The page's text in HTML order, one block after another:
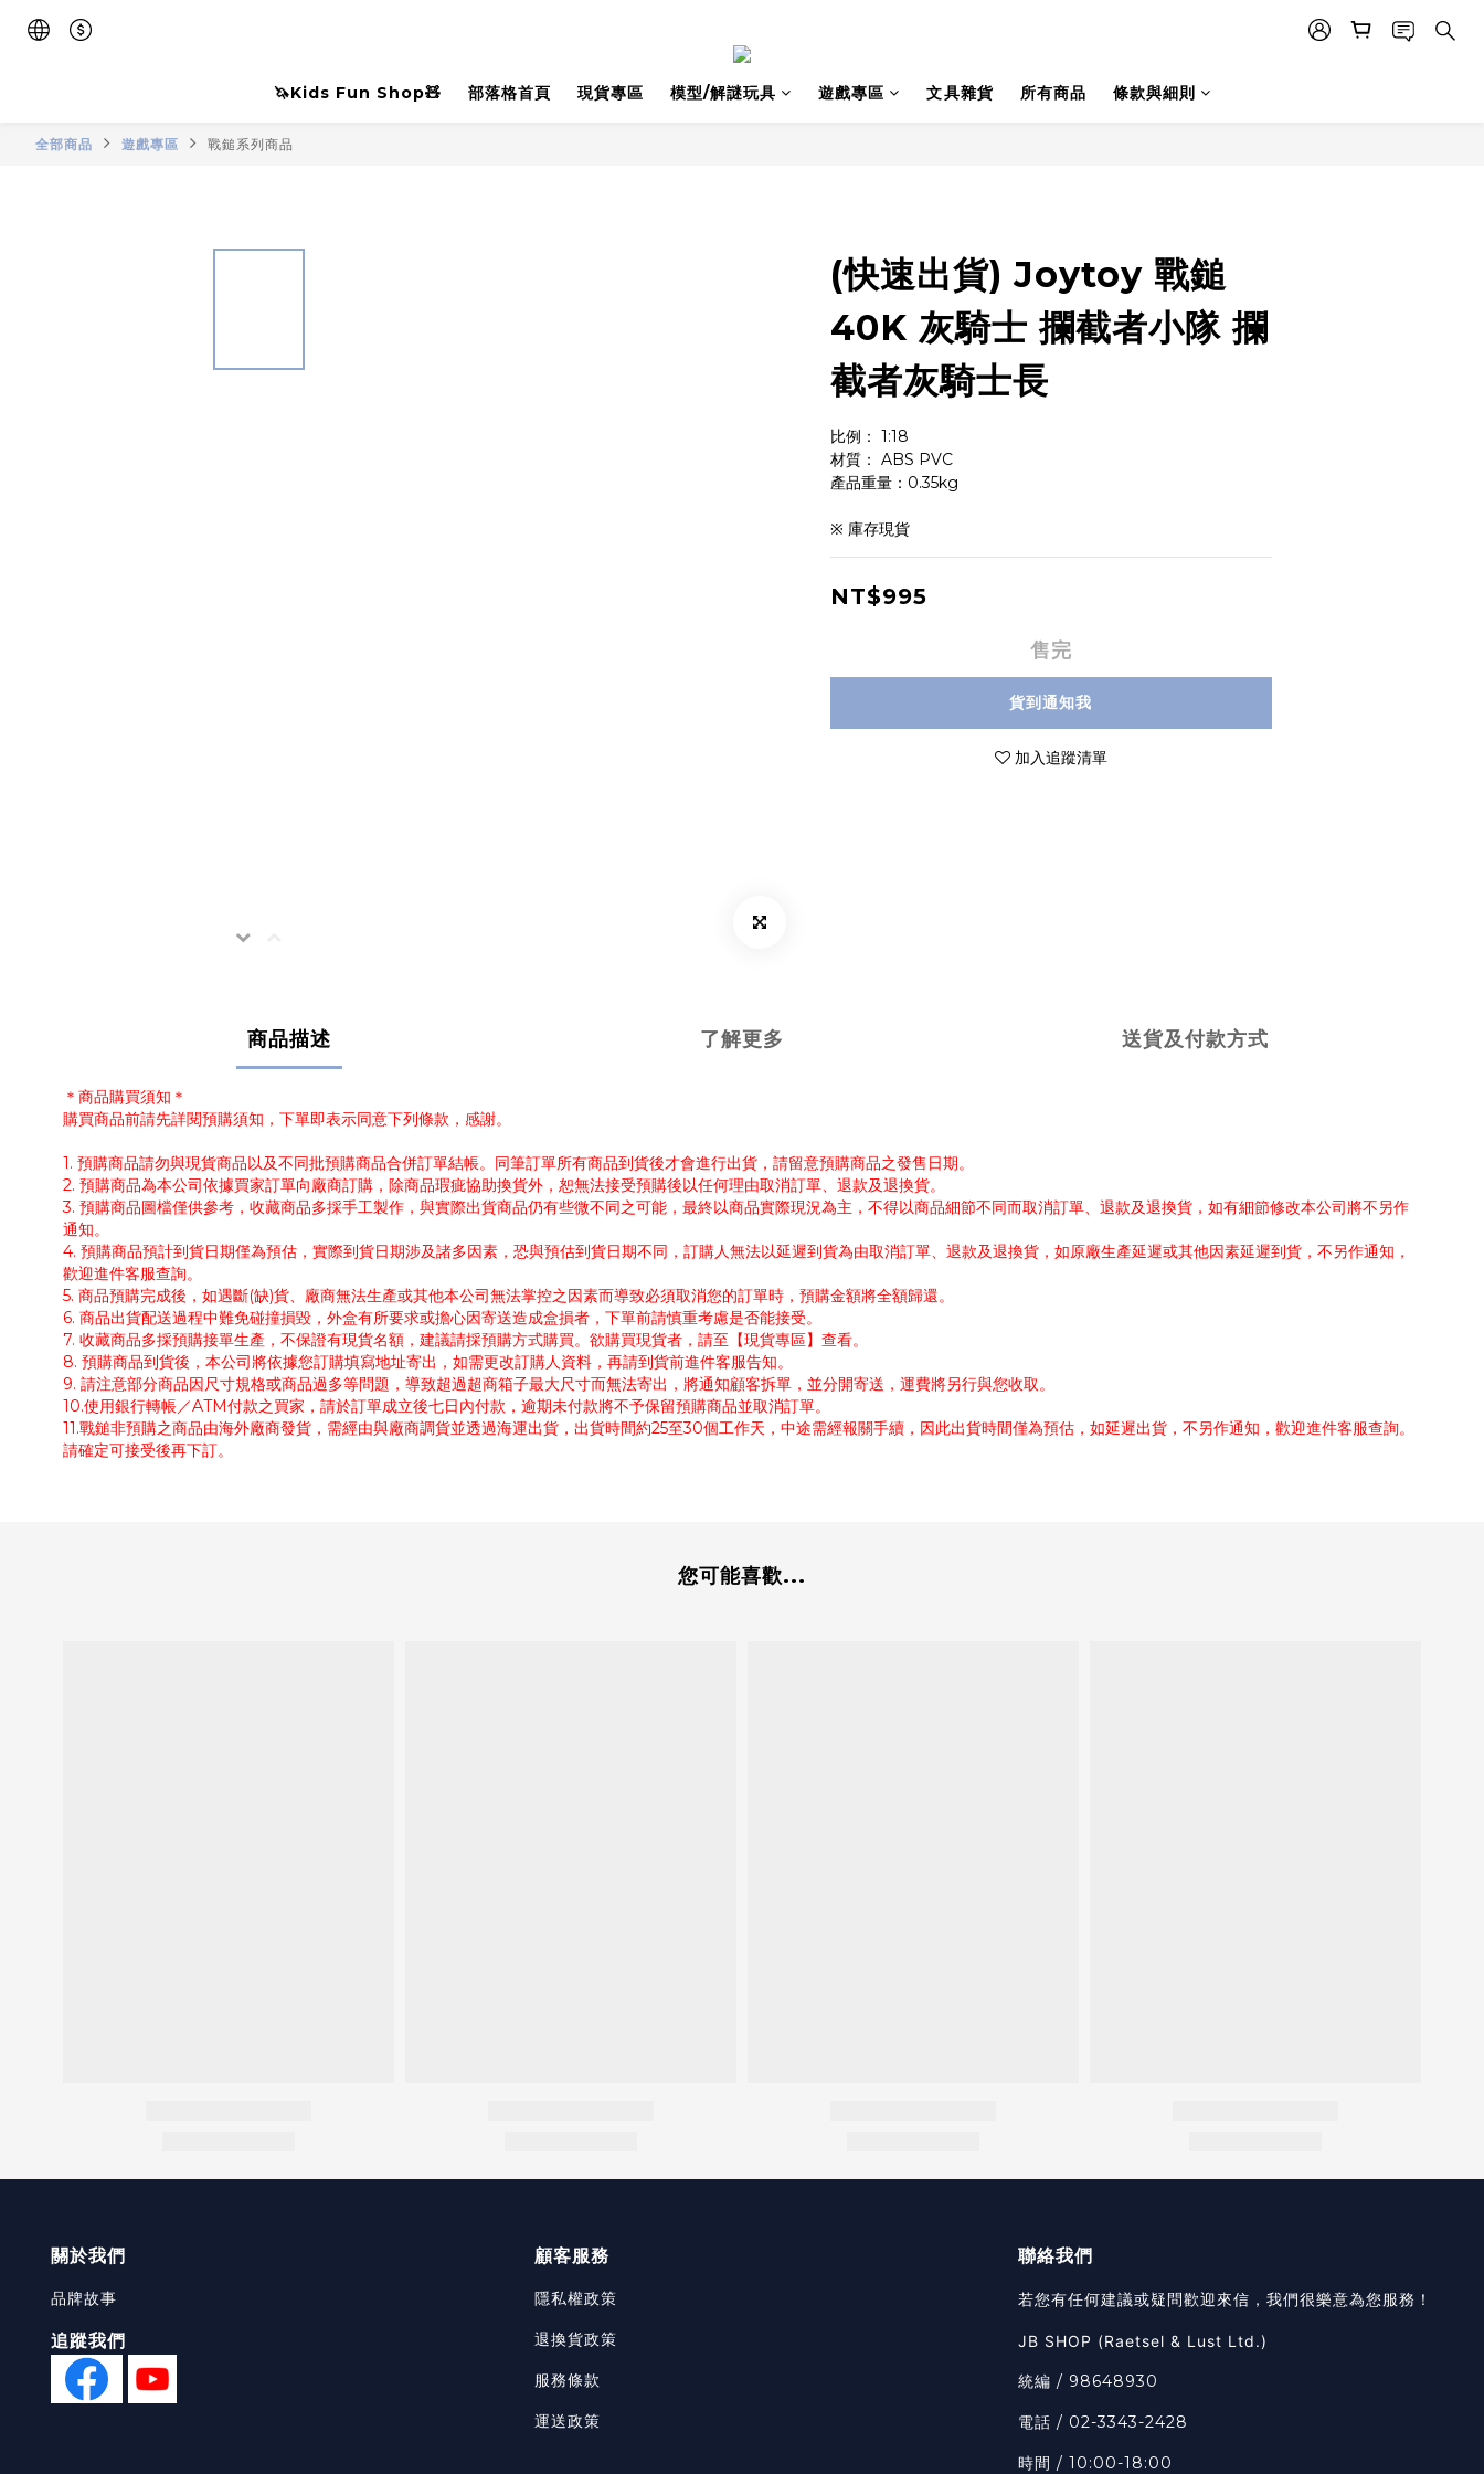
🦄Kids Fun Shop🧸 部落格首頁 現貨專區 模型/解謎玩具 遊戲專區 文具雜貨 所有商品 條款與細則
全部商品 遊戲專區 戰鎚系列商品
(快速出貨) Joytoy 戰鎚
40K 灰騎士 攔截者小隊 攔
截者灰騎士長
比例： 1:18
材質： ABS PVC
產品重量：0.35kg
※ 庫存現貨
NT$995
售完
貨到通知我
加入追蹤清單
商品描述 了解更多 送貨及付款方式
＊商品購買須知＊
購買商品前請先詳閱預購須知，下單即表示同意下列條款，感謝。
1. 預購商品請勿與現貨商品以及不同批預購商品合併訂單結帳。同筆訂單所有商品到貨後才會進行出貨，請留意預購商品之發售日期。
2. 預購商品為本公司依據買家訂單向廠商訂購，除商品瑕疵協助換貨外，恕無法接受預購後以任何理由取消訂單、退款及退換貨。
3. 預購商品圖檔僅供參考，收藏商品多採手工製作，與實際出貨商品仍有些微不同之可能，最終以商品實際現況為主，不得以商品細節不同而取消訂單、退款及退換貨，如有細節修改本公司將不另作
通知。
4. 預購商品預計到貨日期僅為預估，實際到貨日期涉及諸多因素，恐與預估到貨日期不同，訂購人無法以延遲到貨為由取消訂單、退款及退換貨，如原廠生產延遲或其他因素延遲到貨，不另作通知，
歡迎進件客服查詢。
5. 商品預購完成後，如遇斷(缺)貨、廠商無法生產或其他本公司無法掌控之因素而導致必須取消您的訂單時，預購金額將全額歸還。
6. 商品出貨配送過程中難免碰撞損毀，外盒有所要求或擔心因寄送造成盒損者，下單前請慎重考慮是否能接受。
7. 收藏商品多採預購接單生產，不保證有現貨名額，建議請採預購方式購買。欲購買現貨者，請至【現貨專區】查看。
8. 預購商品到貨後，本公司將依據您訂購填寫地址寄出，如需更改訂購人資料，再請到貨前進件客服告知。
9. 請注意部分商品因尺寸規格或商品過多等問題，導致超過超商箱子最大尺寸而無法寄出，將通知顧客拆單，並分開寄送，運費將另行與您收取。
10.使用銀行轉帳／ATM付款之買家，請於訂單成立後七日內付款，逾期未付款將不予保留預購商品並取消訂單。
11.戰鎚非預購之商品由海外廠商發貨，需經由與廠商調貨並透過海運出貨，出貨時間約25至30個工作天，中途需經報關手續，因此出貨時間僅為預估，如延遲出貨，不另作通知，歡迎進件客服查詢。
請確定可接受後再下訂。
您可能喜歡...
關於我們
品牌故事
追蹤我們
顧客服務
隱私權政策
退換貨政策
服務條款
運送政策
聯絡我們
若您有任何建議或疑問歡迎來信，我們很樂意為您服務！
JB SHOP (Raetsel & Lust Ltd.)
統編 / 98648930
電話 / 02-3343-2428
時間 / 10:00-18:00